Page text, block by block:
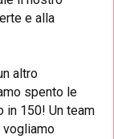
e alla
altro
spento le
in 150! Un team
vogliamo